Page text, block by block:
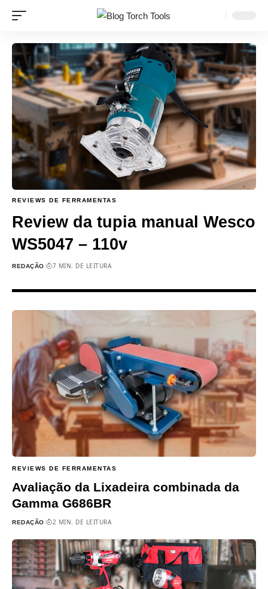
REVIEWS DE FERRAMENTAS
Review da tupia manual Wesco
WS5047 – 110v
REDAÇÃO 7 MIN. DE LEITURA
REVIEWS DE FERRAMENTAS
Avaliação da Lixadeira combinada da
Gamma G686BR
REDAÇÃO 2 MIN. DE LEITURA